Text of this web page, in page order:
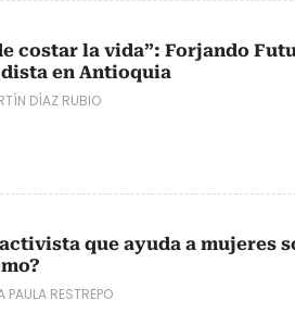
costar la vida”: Forjando
en Antioquia
DÍAZ RUBIO
que ayuda a mujeres
PAULA RESTREPO